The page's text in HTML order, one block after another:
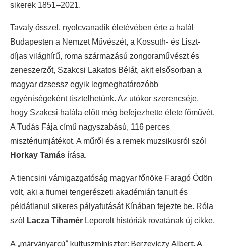
sikerek 1851–2021.
Tavaly ősszel, nyolcvanadik életévében érte a halál
Budapesten a Nemzet Művészét, a Kossuth- és Liszt-
díjas világhírű, roma származású zongoraművészt és
zeneszerzőt, Szakcsi Lakatos Bélát, akit elsősorban a
magyar dzsessz egyik legmeghatározóbb
egyéniségeként tisztelhetünk. Az utókor szerencséje,
hogy Szakcsi halála előtt még befejezhette élete főművét,
A Tudás Fája című nagyszabású, 116 perces
misztériumjátékot. A műről és a remek muzsikusról szól
Horkay Tamás írása.
A tiencsini vámigazgatóság magyar főnöke Faragó Ödön
volt, aki a fiumei tengerészeti akadémián tanult és
példátlanul sikeres pályafutását Kínában fejezte be. Róla
szól
Lacza Tihamér Leporolt históriák rovatának új cikke.
A „márványarcú” kultuszminiszter: Berzeviczy Albert. A